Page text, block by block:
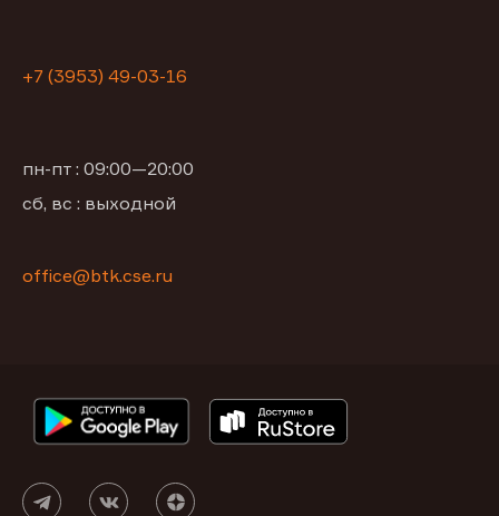
+7 (3953) 49-03-16
пн-пт : 09:00—20:00
сб, вс : выходной
office@btk.cse.ru